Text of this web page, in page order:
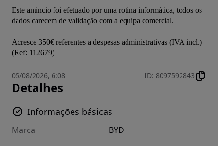
Este anúncio foi efetuado por uma rotina informática, todos os
dados carecem de validação com a equipa comercial.
Acresce 350€ referentes a despesas administrativas (IVA incl.)
(Ref: 112679)
05/08/2026, 6:08 ID: 8097592843
Detalhes
Informações básicas
Marca BYD